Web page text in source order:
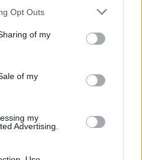
by us to third parties
parties.
uses one or more Google
information including but
behaviour. You may click to
and its third-party tags to
Opt Outs
of my
of my
my
Advertising.